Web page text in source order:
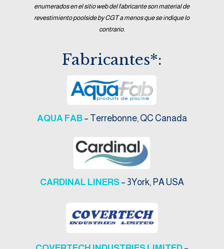
enumerados en el sitio web del fabricante son material de
revestimiento poolside by CGT a menos que se indique lo
contrario.
Fabricantes*:
AQUA FAB– Terrebonne, QC Canada
CARDINAL LINERS – 3York, PA USA